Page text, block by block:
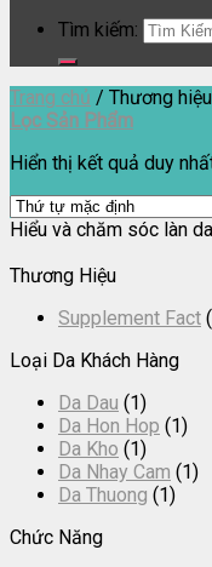
Tìm kiếm:
Trang chủ / Thương hiệu
Lọc Sản Phẩm
Hiển thị kết quả duy
Hiểu và chăm sóc làn
Thương Hiệu
Supplement Fact
Loại Da Khách Hàng
Da Dau (1)
Da Hon Hop (1)
Da Kho (1)
Da Nhay Cam (1)
Da Thuong (1)
Chức Năng